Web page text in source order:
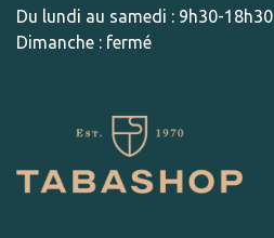
Du lundi au samedi : 9h30-18h30
Dimanche : fermé